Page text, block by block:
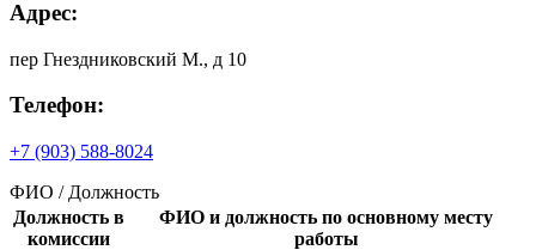
Адрес:
пер Гнездниковский М., д 10
Телефон:
+7 (903) 588-8024
ФИО / Должность
Должность в
комиссии
ФИО и должность по основному месту
работы